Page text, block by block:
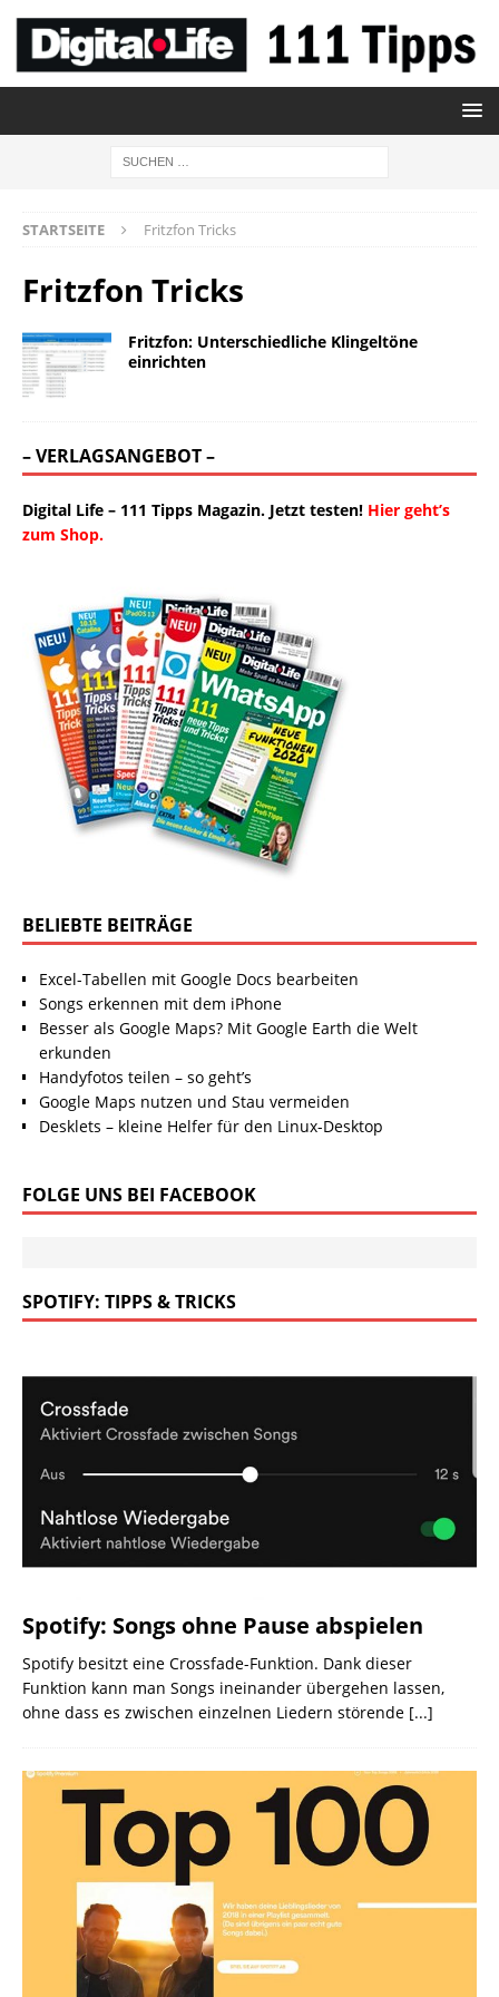
STARTSEITE Fritzfon Tricks
Fritzfon Tricks
Fritzfon: Unterschiedliche Klingeltöne
einrichten
– VERLAGSANGEBOT –
Digital Life – 111 Tipps Magazin. Jetzt testen! Hier geht’s
zum Shop.
BELIEBTE BEITRÄGE
Excel-Tabellen mit Google Docs bearbeiten
Songs erkennen mit dem iPhone
Besser als Google Maps? Mit Google Earth die Welt
erkunden
Handyfotos teilen – so geht’s
Google Maps nutzen und Stau vermeiden
Desklets – kleine Helfer für den Linux-Desktop
FOLGE UNS BEI FACEBOOK
SPOTIFY: TIPPS & TRICKS
Spotify: Songs ohne Pause abspielen
Spotify besitzt eine Crossfade-Funktion. Dank dieser
Funktion kann man Songs ineinander übergehen lassen,
ohne dass es zwischen einzelnen Liedern störende [...]